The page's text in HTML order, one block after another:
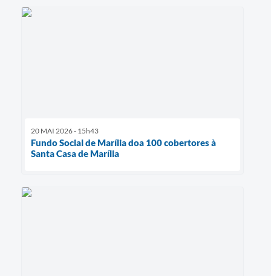
20 MAI 2026 - 15h43
Fundo Social de Marília doa 100 cobertores à
Santa Casa de Marília